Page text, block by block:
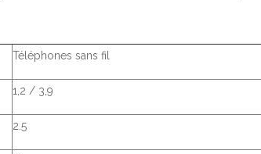
Téléphones sans fil
1,2 / 3,9
2.5